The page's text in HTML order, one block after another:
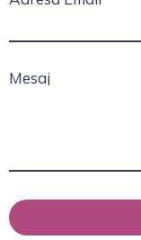
Mesaj